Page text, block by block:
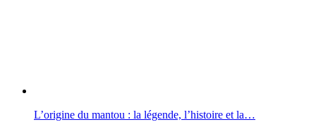
L’origine du mantou : la légende, l’histoire et la…